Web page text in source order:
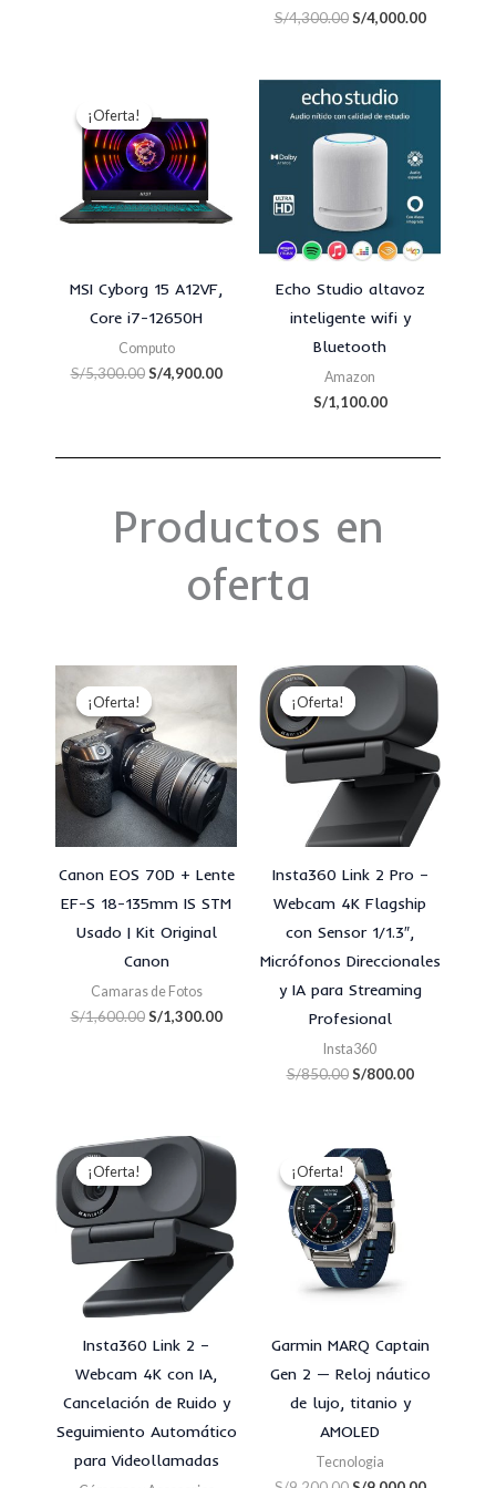
S/4,300.00 S/4,000.00
¡Oferta!
¡Oferta!
MSI Cyborg 15 A12VF,
Core i7-12650H
Computo
S/5,300.00
original
era:
S/5,300.00.
S/4,900.00
S/4,900.00.
Echo Studio altavoz
inteligente wifi y
Bluetooth
Amazon
S/1,100.00
Productos en
oferta
¡Oferta!
¡Oferta!
Canon EOS 70D + Lente
EF-S 18-135mm IS STM
Usado | Kit Original
Canon
Camaras de Fotos
S/1,600.00
precio
original
era:
S/1,600.00.
S/1,300.00
precio
S/1,300.00.
¡Oferta!
¡Oferta!
Insta360 Link 2 Pro –
Webcam 4K Flagship
con Sensor 1/1.3″,
Micrófonos Direccionales
y IA para Streaming
Profesional
Insta360
S/850.00
El
precio
original
era:
S/850.00.
S/800.00
El
precio
S/800.00.
¡Oferta!
¡Oferta!
Insta360 Link 2 –
Webcam 4K con IA,
Cancelación de Ruido y
Seguimiento Automático
para Videollamadas
El
precio
original
S/700.00.
El
precio
S/650.00.
¡Oferta!
¡Oferta!
Garmin MARQ Captain
Gen 2 — Reloj náutico
de lujo, titanio y
AMOLED
Tecnologia
precio
original
era:
S/9,200.00.